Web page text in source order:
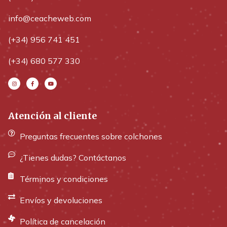
info@ceacheweb.com
(+34) 956 741 451
(+34) 680 577 330
Atención al cliente
Preguntas frecuentes sobre colchones
¿Tienes dudas? Contáctanos
Términos y condiciones
Envíos y devoluciones
Política de cancelación